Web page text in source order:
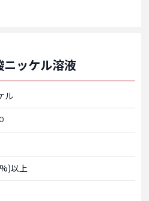
ッケル溶液
ル
以上